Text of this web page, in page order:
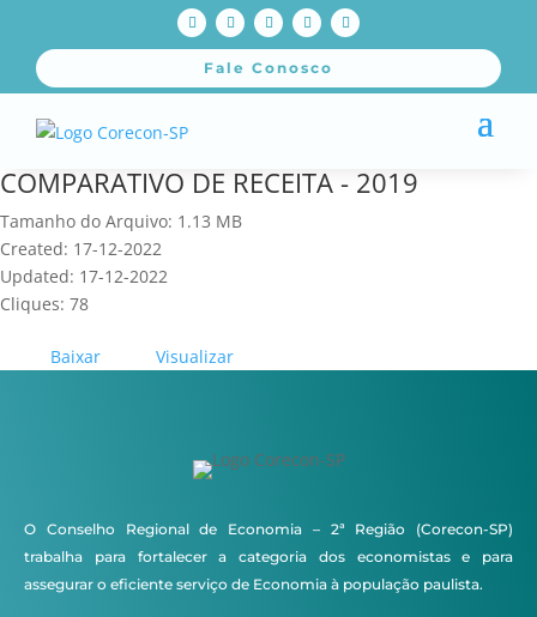
Fale Conosco
COMPARATIVO DE RECEITA - 2019
Tamanho do Arquivo: 1.13 MB
Created: 17-12-2022
Updated: 17-12-2022
Cliques: 78
Baixar Visualizar
O Conselho Regional de Economia – 2ª Região (Corecon-SP)
trabalha para fortalecer a categoria dos economistas e para
assegurar o eficiente serviço de Economia à população paulista.